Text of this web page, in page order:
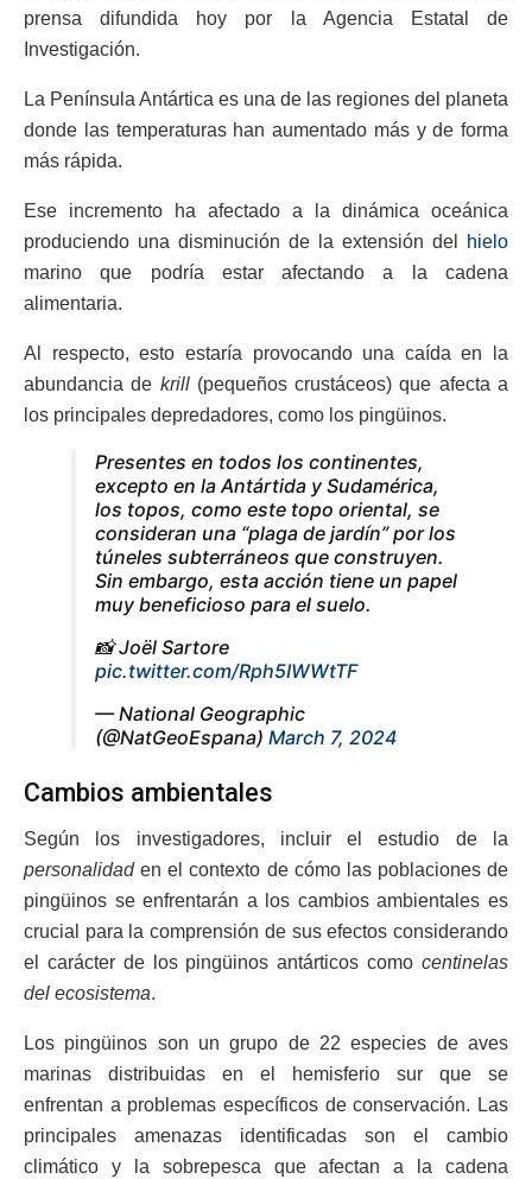
prensa difundida hoy por la Agencia Estatal de
Investigación.
La Península Antártica es una de las regiones del planeta
donde las temperaturas han aumentado más y de forma
más rápida.
Ese incremento ha afectado a la dinámica oceánica
produciendo una disminución de la extensión del
hielo
marino que podría estar afectando a la cadena
alimentaria.
Al respecto, esto estaría provocando una caída en la
abundancia de krill(pequeños crustáceos) que afecta a
los principales depredadores, como los pingüinos.
Presentes en todos los continentes,
excepto en la Antártida y Sudamérica,
los topos, como este topo oriental, se
consideran una “plaga de jardín” por los
túneles subterráneos que construyen.
Sin embargo, esta acción tiene un papel
muy beneficioso para el suelo.
📸 Joël Sartore
pic.twitter.com/Rph5IWWtTF
— National Geographic
(@NatGeoEspana) March 7, 2024
Cambios ambientales
Según los investigadores, incluir el estudio de la
personalidaden el contexto de cómo las poblaciones de
pingüinos se enfrentarán a los cambios ambientales es
crucial para la comprensión de sus efectos considerando
el carácter de los pingüinos antárticos como centinelas
del ecosistema.
Los pingüinos son un grupo de 22 especies de aves
marinas distribuidas en el hemisferio sur que se
enfrentan a problemas específicos de conservación. Las
principales amenazas identificadas son el cambio
climático y la sobrepesca que afectan a la cadena